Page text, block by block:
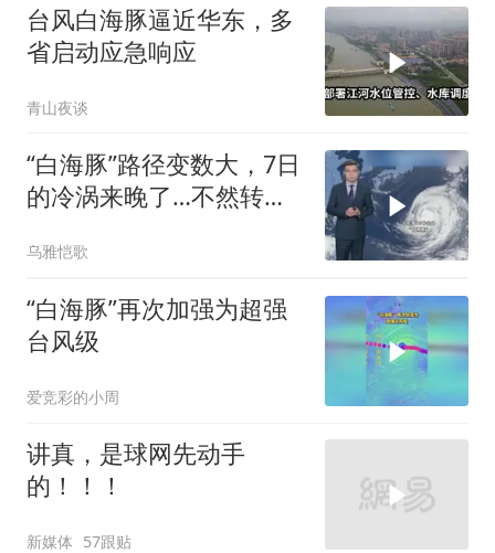
台风白海豚逼近华东，多
省启动应急响应
青山夜谈
“白海豚”路径变数大，7日
的冷涡来晚了…不然转向
乌雅恺歌
“白海豚”再次加强为超强
台风级
爱竞彩的小周
讲真，是球网先动手
的！！！
新媒体 57跟贴